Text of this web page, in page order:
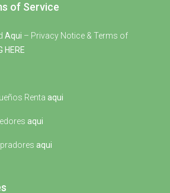
of Service
Aqui – Privacy Notice & Terms of
HERE
Renta aqui
aqui
aqui